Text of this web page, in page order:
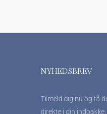
NYHEDSBREV
Tilmeld dig nu og få
direkte i din indbakke.